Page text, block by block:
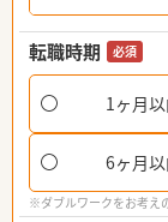
転職時期 必須
1ヶ月
6ヶ月
※ダブルワークをお考え